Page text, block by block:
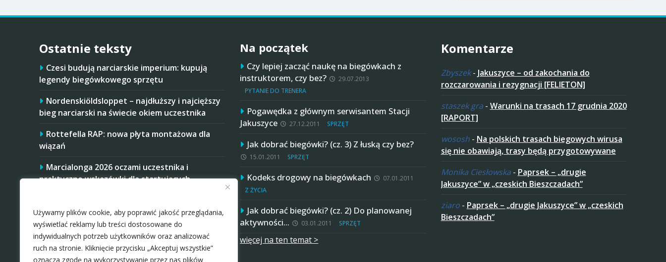
Używamy plików cookie, aby poprawić jakość przeglądania,
wyświetlać reklamy lub treści dostosowane do
indywidualnych potrzeb użytkowników oraz analizować
ruch na stronie. Kliknięcie przycisku „Akceptuj wszystkie”
oznacza zgodę na wykorzystywanie przez nas plików
Ostatnie teksty
Czesi budują narciarskie imperium: kupują
legendy biegówkowego sprzętu
Nordenskiöldsloppet – najdłuższy i najcięższy
bieg narciarski na świecie okiem uczestnika
Rottefella RAP: nowa płyta montażowa dla
wiązań
Marcialonga 2026 oczami uczestnika i
praktyczne wskazówki dla startujących
w 2026 roku? Masz trudniej, niż niektórzy
rywale
Na początek
Czy lepiej zacząć naukę na biegówkach z
instruktorem, czy bez?
29.07.2013
PYTANIE DO TRENERA
Pogawędka z głównym serwisantem Stacji
Jakuszyce
27.12.2011 SPRZĘT
Jak dobrać biegówki? (cz. 3) Z łuską czy bez?
15.01.2011 SPRZĘT
Kodeks drogowy na biegówkach
07.01.2011
Z ŻYCIA
Jak dobrać biegówki? (cz. 2) Do planowanej
aktywności…
03.01.2011 SPRZĘT
więcej na ten temat >
Komentarze
Zbyszek- Jakuszyce – od zakochania do
rozczarowania i rezygnacji [FELIETON]
staszek gra- Warunki na trasach 17 grudnia 2020
[RAPORT]
wososh- Na polskich trasach biegowych wirusa
się nie obawiają, trasy będą przygotowywane
Monika Ciesłowska- Paprsek – „drugie
Jakuszyce” w „czeskich Bieszczadach”
ziaro- Paprsek – „drugie Jakuszyce” w „czeskich
Bieszczadach”